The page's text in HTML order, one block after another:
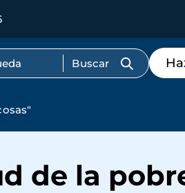
Menú
de
de la